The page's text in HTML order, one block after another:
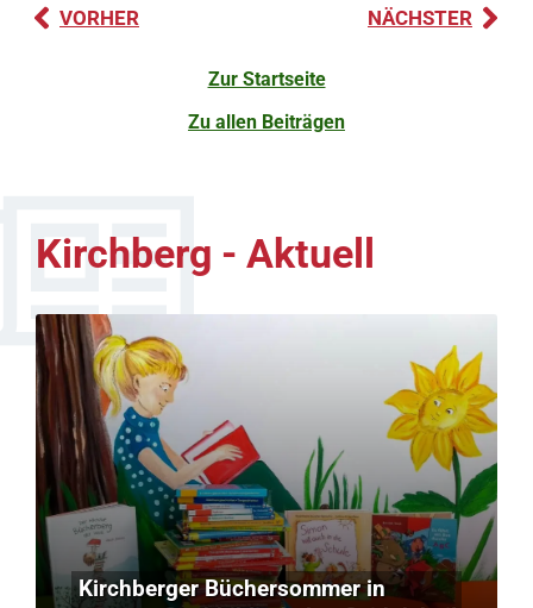
VORHER NÄCHSTER
Zur Startseite
Zu allen Beiträgen
Kirchberg - Aktuell
Kirchberger Büchersommer in